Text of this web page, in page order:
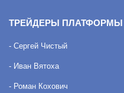
ТРЕЙДЕРЫ ПЛАТФОРМЫ
- Сергей Чистый
- Иван Вятоха
- Роман Кохович